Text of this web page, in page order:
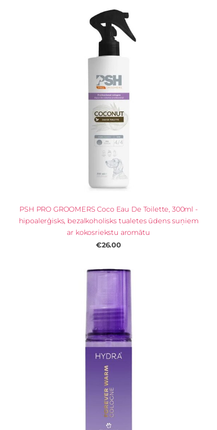
PSH PRO GROOMERS Coco Eau De Toilette, 300ml -
hipoalerģisks, bezalkoholisks tualetes ūdens suņiem
ar kokosriekstu aromātu
€26.00